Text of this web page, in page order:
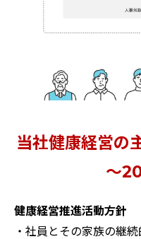
当社健康経営の
～
健康経営推進活動方針
・社員とその家族の継